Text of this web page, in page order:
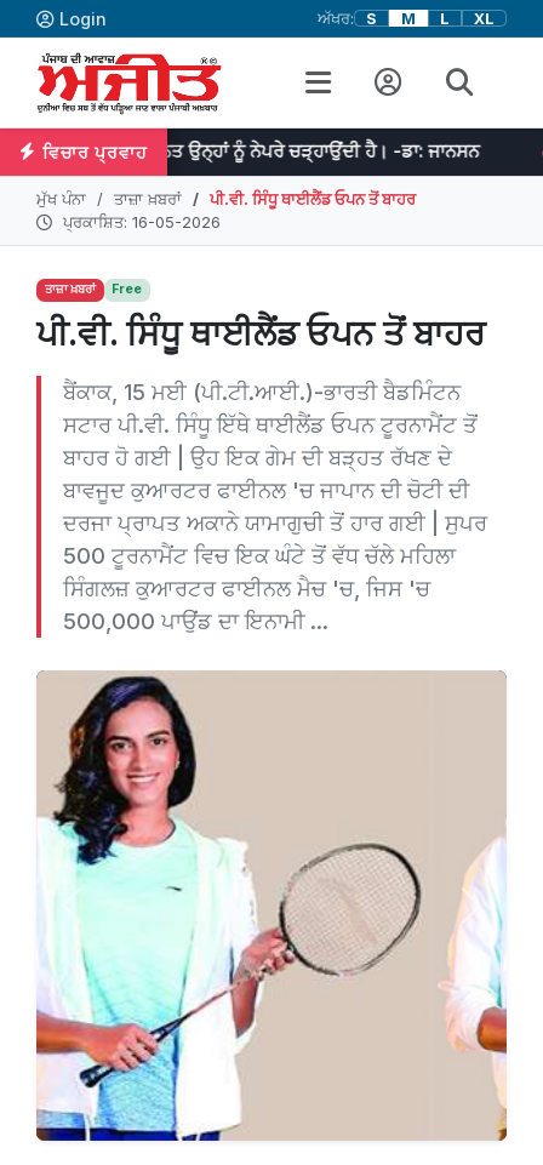
Login ਅੱਖਰ: S M L XL
ਵਿਚਾਰ ਪ੍ਰਵਾਹ
ਮਿਹਨਤ ਉਨ੍ਹਾਂ ਨੂੰ ਨੇਪਰੇ ਚੜ੍ਹਾਉਂਦੀ ਹੈ। -ਡਾ: ਜਾਨਸਨ ਜੇਕਰ ਤੁਹਾਡੇ
ਮੁੱਖ ਪੰਨਾ ਤਾਜ਼ਾ ਖ਼ਬਰਾਂ
ਪੀ.ਵੀ. ਸਿੰਧੂ ਥਾਈਲੈਂਡ ਓਪਨ ਤੋਂ ਬਾਹਰ
ਪ੍ਰਕਾਸ਼ਿਤ: 16-05-2026
ਤਾਜ਼ਾ ਖ਼ਬਰਾਂ Free
ਪੀ.ਵੀ. ਸਿੰਧੂ ਥਾਈਲੈਂਡ ਓਪਨ ਤੋਂ ਬਾਹਰ
ਬੈਂਕਾਕ, 15 ਮਈ (ਪੀ.ਟੀ.ਆਈ.)-ਭਾਰਤੀ ਬੈਡਮਿੰਟਨ
ਸਟਾਰ ਪੀ.ਵੀ. ਸਿੰਧੂ ਇੱਥੇ ਥਾਈਲੈਂਡ ਓਪਨ ਟੂਰਨਾਮੈਂਟ ਤੋਂ
ਬਾਹਰ ਹੋ ਗਈ | ਉਹ ਇਕ ਗੇਮ ਦੀ ਬੜ੍ਹਤ ਰੱਖਣ ਦੇ
ਬਾਵਜੂਦ ਕੁਆਰਟਰ ਫਾਈਨਲ 'ਚ ਜਾਪਾਨ ਦੀ ਚੋਟੀ ਦੀ
ਦਰਜਾ ਪ੍ਰਾਪਤ ਅਕਾਨੇ ਯਾਮਾਗੁਚੀ ਤੋਂ ਹਾਰ ਗਈ | ਸੁਪਰ
500 ਟੂਰਨਾਮੈਂਟ ਵਿਚ ਇਕ ਘੰਟੇ ਤੋਂ ਵੱਧ ਚੱਲੇ ਮਹਿਲਾ
ਸਿੰਗਲਜ਼ ਕੁਆਰਟਰ ਫਾਈਨਲ ਮੈਚ 'ਚ, ਜਿਸ 'ਚ
500,000 ਪਾਉਂਡ ਦਾ ਇਨਾਮੀ ...
Previous Next